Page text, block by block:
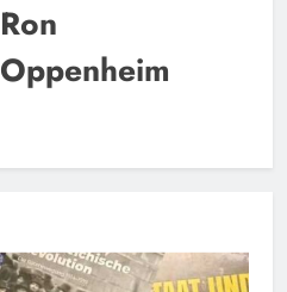
Ron
Oppenheim